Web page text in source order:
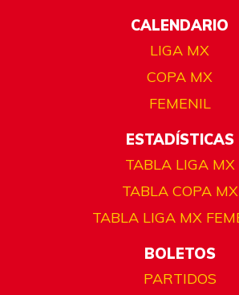
CALENDARIO
LIGA MX
COPA MX
FEMENIL
ESTADÍSTICAS
TABLA LIGA MX
TABLA COPA MX
TABLA LIGA MX
BOLETOS
PARTIDOS